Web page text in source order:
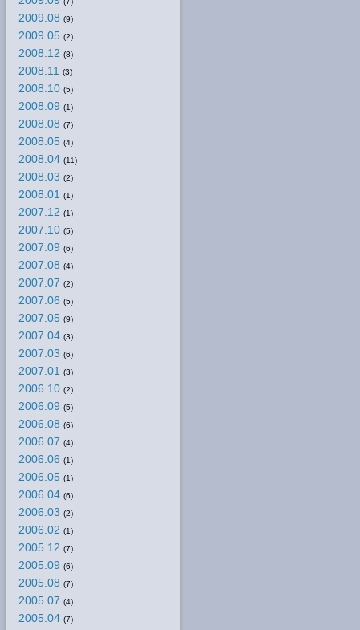
2009.08 (9)
2009.05 (2)
2008.12 (8)
2008.11 (3)
2008.10 (5)
2008.09 (1)
2008.08 (7)
2008.05 (4)
2008.04 (11)
2008.03 (2)
2008.01 (1)
2007.12 (1)
2007.10 (5)
2007.09 (6)
2007.08 (4)
2007.07 (2)
2007.06 (5)
2007.05 (9)
2007.04 (3)
2007.03 (6)
2007.01 (3)
2006.10 (2)
2006.09 (5)
2006.08 (6)
2006.07 (4)
2006.06 (1)
2006.05 (1)
2006.04 (6)
2006.03 (2)
2006.02 (1)
2005.12 (7)
2005.09 (6)
2005.08 (7)
2005.07 (4)
2005.04 (7)